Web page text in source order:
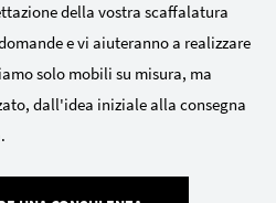
della vostra scaffalatura
e vi aiuteranno a realizzare
solo mobili su misura, ma
dall'idea iniziale alla consegna